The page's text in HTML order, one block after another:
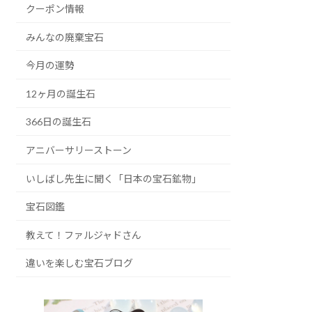
クーポン情報
みんなの廃棄宝石
今月の運勢
12ヶ月の誕生石
366日の誕生石
アニバーサリーストーン
いしばし先生に聞く「日本の宝石鉱物」
宝石図鑑
教えて！ファルジャドさん
違いを楽しむ宝石ブログ